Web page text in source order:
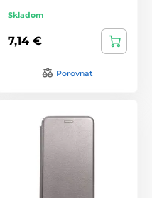
Skladom
7,14 €
Porovnať